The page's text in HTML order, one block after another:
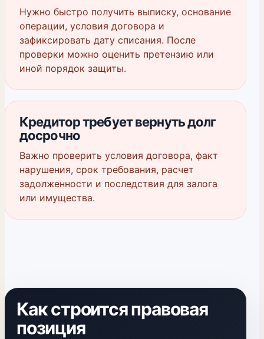
Нужно быстро получить выписку, основание
операции, условия договора и
зафиксировать дату списания. После
проверки можно оценить претензию или
иной порядок защиты.
Кредитор требует вернуть долг
досрочно
Важно проверить условия договора, факт
нарушения, срок требования, расчет
задолженности и последствия для залога
или имущества.
Как строится правовая
позиция